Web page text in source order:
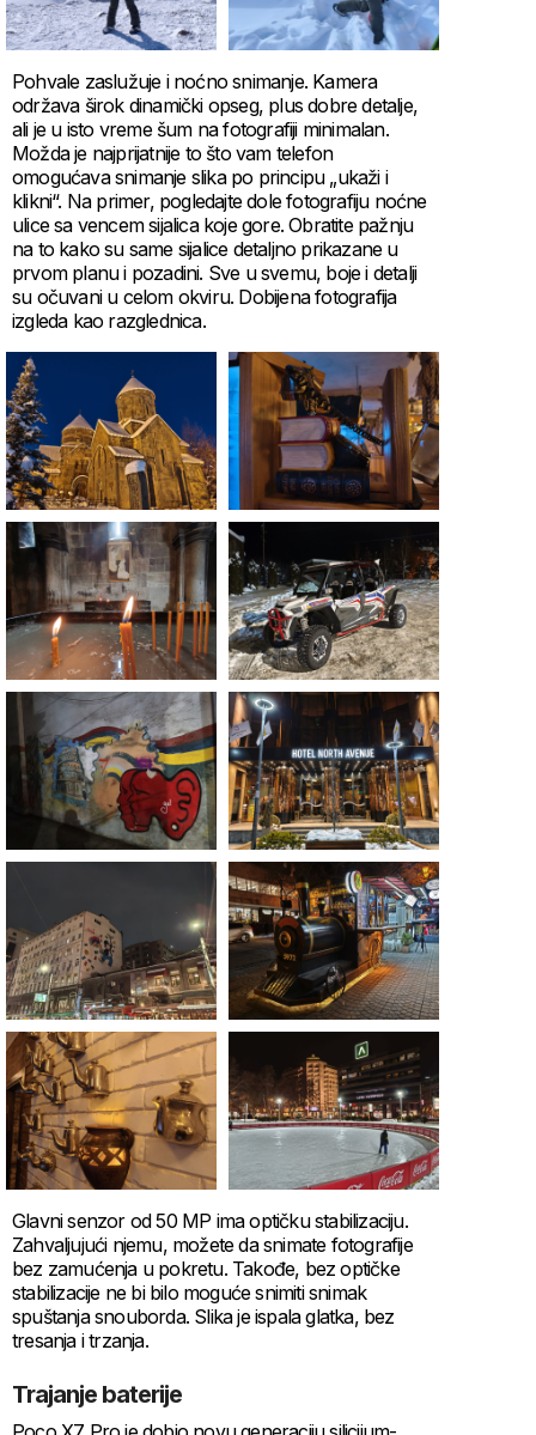
Pohvale zaslužuje i noćno snimanje. Kamera
održava širok dinamički opseg, plus dobre detalje,
ali je u isto vreme šum na fotografiji minimalan.
Možda je najprijatnije to što vam telefon
omogućava snimanje slika po principu „ukaži i
klikni“. Na primer, pogledajte dole fotografiju noćne
ulice sa vencem sijalica koje gore. Obratite pažnju
na to kako su same sijalice detaljno prikazane u
prvom planu i pozadini. Sve u svemu, boje i detalji
su očuvani u celom okviru. Dobijena fotografija
izgleda kao razglednica.
Glavni senzor od 50 MP ima optičku stabilizaciju.
Zahvaljujući njemu, možete da snimate fotografije
bez zamućenja u pokretu. Takođe, bez optičke
stabilizacije ne bi bilo moguće snimiti snimak
spuštanja snouborda. Slika je ispala glatka, bez
tresanja i trzanja.
Trajanje baterije